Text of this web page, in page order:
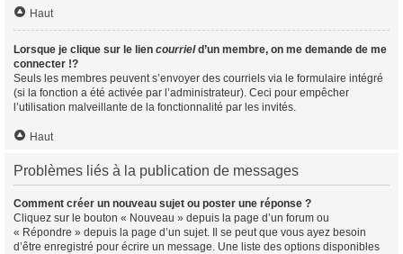
Haut
Lorsque je clique sur le lien courrield’un membre, on me demande de me
connecter !?
Seuls les membres peuvent s’envoyer des courriels via le formulaire intégré
(si la fonction a été activée par l’administrateur). Ceci pour empêcher
l’utilisation malveillante de la fonctionnalité par les invités.
Haut
Problèmes liés à la publication de messages
Comment créer un nouveau sujet ou poster une réponse ?
Cliquez sur le bouton « Nouveau » depuis la page d’un forum ou
« Répondre » depuis la page d’un sujet. Il se peut que vous ayez besoin
d’être enregistré pour écrire un message. Une liste des options disponibles